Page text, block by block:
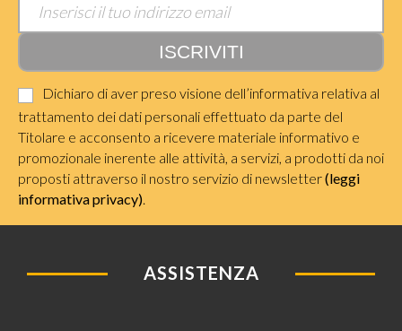
Dichiaro di aver preso visione dell’informativa relativa al
trattamento dei dati personali effettuato da parte del
Titolare e acconsento a ricevere materiale informativo e
promozionale inerente alle attività, a servizi, a prodotti da noi
proposti attraverso il nostro servizio di newsletter(leggi
informativa privacy).
ASSISTENZA